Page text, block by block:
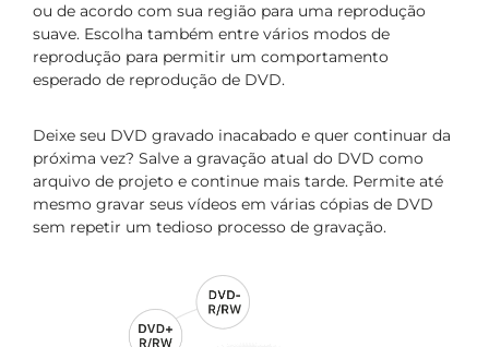
ou de acordo com sua região para uma reprodução
suave. Escolha também entre vários modos de
reprodução para permitir um comportamento
esperado de reprodução de DVD.
Deixe seu DVD gravado inacabado e quer continuar da
próxima vez? Salve a gravação atual do DVD como
arquivo de projeto e continue mais tarde. Permite até
mesmo gravar seus vídeos em várias cópias de DVD
sem repetir um tedioso processo de gravação.